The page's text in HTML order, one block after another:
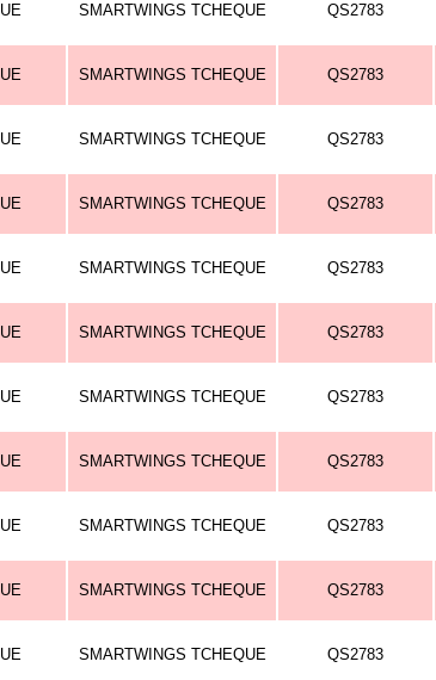
SMARTWINGS TCHEQUE QS2783
SMARTWINGS TCHEQUE QS2783
SMARTWINGS TCHEQUE QS2783
SMARTWINGS TCHEQUE QS2783
SMARTWINGS TCHEQUE QS2783
SMARTWINGS TCHEQUE QS2783
SMARTWINGS TCHEQUE QS2783
SMARTWINGS TCHEQUE QS2783
SMARTWINGS TCHEQUE QS2783
SMARTWINGS TCHEQUE QS2783
SMARTWINGS TCHEQUE QS2783